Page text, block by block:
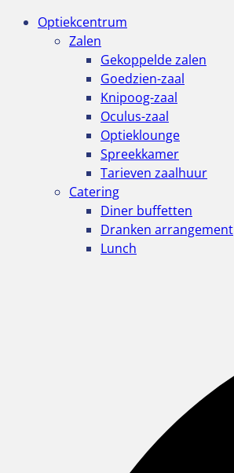
Optiekcentrum
Zalen
Gekoppelde zalen
Goedzien-zaal
Knipoog-zaal
Oculus-zaal
Optieklounge
Spreekkamer
Tarieven zaalhuur
Catering
Diner buffetten
Dranken arrangement
Lunch